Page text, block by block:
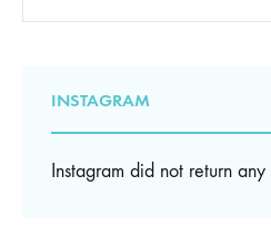
INSTAGRAM
Instagram did not return any